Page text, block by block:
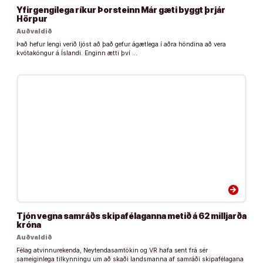
Yfirgengilega ríkur Þorsteinn Már gæti byggt þrjár
Hörpur
Auðvaldið
Það hefur lengi verið ljóst að það gefur ágætlega í aðra höndina að vera
kvótakóngur á Íslandi. Enginn ætti því …
arrow_forward
Tjón vegna samráðs skipafélaganna metið á 62 milljarða
króna
Auðvaldið
Félag atvinnurekenda, Neytendasamtökin og VR hafa sent frá sér
sameiginlega tilkynningu um að skaði landsmanna af samráði skipafélagana